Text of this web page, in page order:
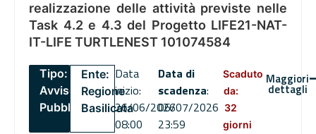
realizzazione delle attività previste nelle
Task 4.2 e 4.3 del Progetto LIFE21-NAT-
IT-LIFE TURTLENEST 101074584
Tipo:
Avviso
Pubblico
Ente:
Regione
Basilicata
Data
inizio:
26/06/2026
08:00
Data di
scadenza:
06/07/2026
23:59
Scaduto
da:
32
giorni
Maggiori
dettagli